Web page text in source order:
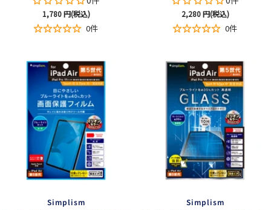
セ
ー
格
1,780円(税込)
0件
セ
ー
格
2,280円(税込)
0件
Simplism Simplism